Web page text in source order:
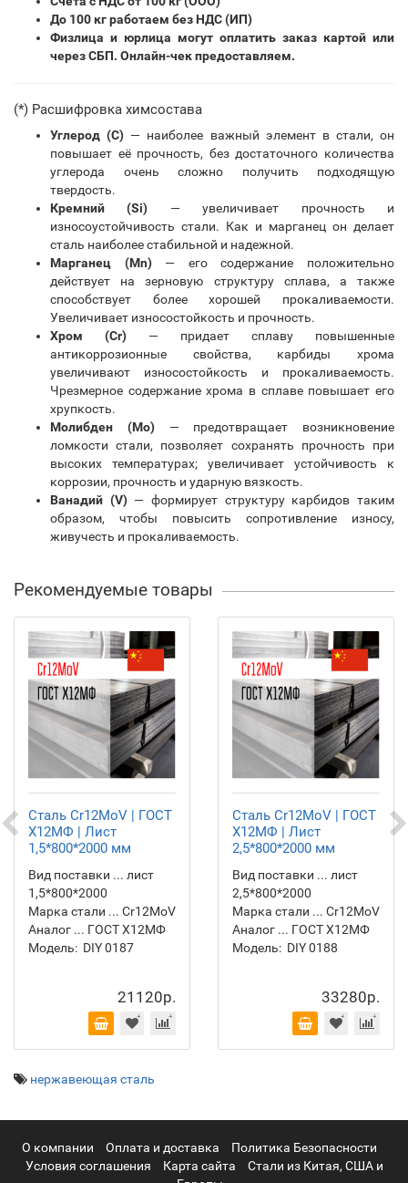
До 100 кг работаем без НДС (ИП)
Физлица и юрлица могут оплатить заказ картой или
через СБП. Онлайн-чек предоставляем.
(*) Расшифровка химсостава
Углерод (С) — наиболее важный элемент в стали, он
повышает её прочность, без достаточного количества
углерода очень сложно получить подходящую
твердость.
Кремний (Si) — увеличивает прочность и
износоустойчивость стали. Как и марганец он делает
сталь наиболее стабильной и надежной.
Марганец (Mn)— его содержание положительно
действует на зерновую структуру сплава, а также
способствует более хорошей прокаливаемости.
Увеличивает износостойкость и прочность.
Хром (Cr) — придает сплаву повышенные
антикоррозионные свойства, карбиды хрома
увеличивают износостойкость и прокаливаемость.
Чрезмерное содержание хрома в сплаве повышает его
хрупкость.
Молибден (Mo)— предотвращает возникновение
ломкости стали, позволяет сохранять прочность при
высоких температурах; увеличивает устойчивость к
коррозии, прочность и ударную вязкость.
Ванадий (V)— формирует структуру карбидов таким
образом, чтобы повысить сопротивление износу,
живучесть и прокаливаемость.
Рекомендуемые товары
Сталь Cr12MoV | ГОСТ
Х12МФ | Лист
1,5*800*2000 мм
Вид поставки ... лист
1,5*800*2000
Марка стали ... Cr12MoV
Аналог ... ГОСТ Х12МФ
Модель: DIY 0187
21120р.
Сталь Cr12MoV | ГОСТ
Х12МФ | Лист
2,5*800*2000 мм
Вид поставки ... лист
2,5*800*2000
Марка стали ... Cr12MoV
Аналог ... ГОСТ Х12МФ
Модель: DIY 0188
33280р.
нержавеющая сталь
О компании Оплата и доставка
Политика Безопасности
Условия соглашения
Карта сайта
Стали из Китая, США и